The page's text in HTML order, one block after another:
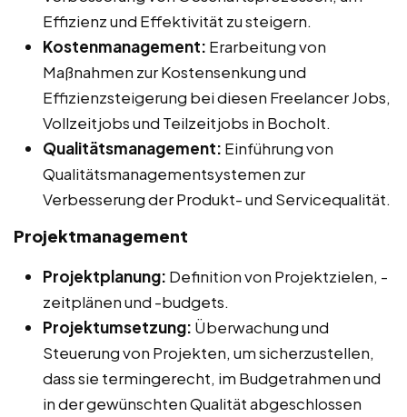
Effizienz und Effektivität zu steigern.
Kostenmanagement: Erarbeitung von
Maßnahmen zur Kostensenkung und
Effizienzsteigerung bei diesen Freelancer Jobs,
Vollzeitjobs und Teilzeitjobs in Bocholt.
Qualitätsmanagement: Einführung von
Qualitätsmanagementsystemen zur
Verbesserung der Produkt- und Servicequalität.
Projektmanagement
Projektplanung: Definition von Projektzielen, -
zeitplänen und -budgets.
Projektumsetzung: Überwachung und
Steuerung von Projekten, um sicherzustellen,
dass sie termingerecht, im Budgetrahmen und
in der gewünschten Qualität abgeschlossen